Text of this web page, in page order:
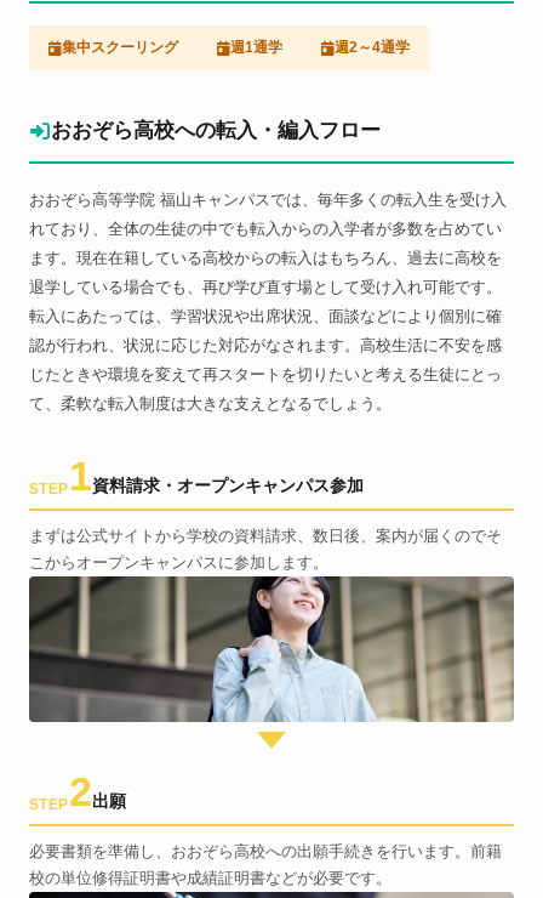
集中スクーリング 週1通学 週2～4通学
おおぞら高校への転入・編入フロー
おおぞら高等学院 福山キャンパスでは、毎年多くの転入生を受け入
れており、全体の生徒の中でも転入からの入学者が多数を占めてい
ます。現在在籍している高校からの転入はもちろん、過去に高校を
退学している場合でも、再び学び直す場として受け入れ可能です。
転入にあたっては、学習状況や出席状況、面談などにより個別に確
認が行われ、状況に応じた対応がなされます。高校生活に不安を感
じたときや環境を変えて再スタートを切りたいと考える生徒にとっ
て、柔軟な転入制度は大きな支えとなるでしょう。
STEP 1資料請求・オープンキャンパス参加
まずは公式サイトから学校の資料請求、数日後、案内が届くのでそ
こからオープンキャンパスに参加します。
STEP2出願
必要書類を準備し、おおぞら高校への出願手続きを行います。前籍
校の単位修得証明書や成績証明書などが必要です。